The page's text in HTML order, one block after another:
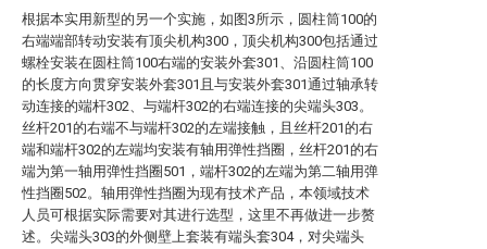
根据本实用新型的另一个实施，如图3所示，圆柱筒100的
右端端部转动安装有顶尖机构300，顶尖机构300包括通过
螺栓安装在圆柱筒100右端的安装外套301、沿圆柱筒100
的长度方向贯穿安装外套301且与安装外套301通过轴承转
动连接的端杆302、与端杆302的右端连接的尖端头303。
丝杆201的右端不与端杆302的左端接触，且丝杆201的右
端和端杆302的左端均安装有轴用弹性挡圈，丝杆201的右
端为第一轴用弹性挡圈501，端杆302的左端为第二轴用弹
性挡圈502。轴用弹性挡圈为现有技术产品，本领域技术
人员可根据实际需要对其进行选型，这里不再做进一步赘
述。尖端头303的外侧壁上套装有端头套304，对尖端头